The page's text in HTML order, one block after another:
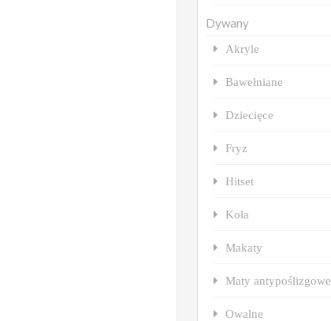
Dywany
Akryle
Bawełniane
Dziecięce
Fryz
Hitset
Koła
Makaty
Maty antypoślizgowe
Owalne